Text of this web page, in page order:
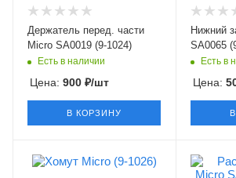
Держатель перед. части
Micro SA0019 (9-1024)
Есть в наличии
Цена: 900 ₽/шт
В КОРЗИНУ
Нижний
SA0065
Есть в
Цена: